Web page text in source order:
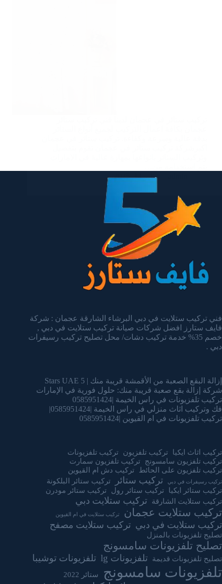
يناير 14, 2025
فني تركيب ستلايت في دبي البرشاء الشارقة عجمان : شركة
فايف ستارز افضل شركات صيانة تركيب ستلايت في دبي ,
خصم 35% خدمة تركيب دشات/ محل تصليح تركيب رسيفرات
دبي .
إزالة البقع الصعبة من الأقمشة قريبة منك | 5 Stars UAE
شركة إزالة بقع صعبة قريبة منك: حلول فورية في الإمارات
تركيب تلفزيونات في راس الخيمة |0585951424
فك وتركيب اثاث منزلي في راس الخيمة |0585951424|
تركيب تلفزيونات في ام القيوين |0585951424
تركيب اثاث ايكيا تركيب تلفزيون
تركيب تلفزيونات
تركيب تلفزيون سامسونج
تركيب تلفزيون سمارت
تركيب تلفزيون على الحائط
تركيب دش ام القيوين
تركيب رسيفرات في دبي تركيب ستائر
تركيب ستائر البلكونة
تركيب ستائر ايكيا
تركيب ستائر رول
تركيب ستائر مودرن
تركيب ستلايت الشارقة
تركيب ستلايت دبي
تركيب ستلايت عجمان تركيب ستلايت في ام القيوين
تركيب ستلايت في دبي تركيب ستلايت مصفح
تصليح تلفزيونات بالمنزل
تصليح تلفزيونات سامسونج
تصليح تلفزيونات قديمة تلفزيونات lg تلفزيونات توشيبا
تلفزيونات سامسونج ستائر 2022